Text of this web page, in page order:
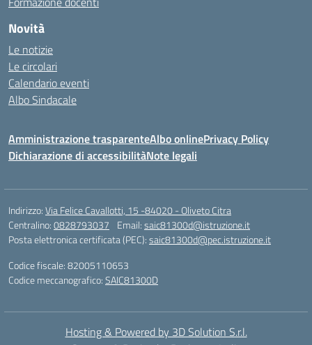
Novità
Le notizie
Le circolari
Calendario eventi
Albo Sindacale
Amministrazione trasparenteAlbo onlinePrivacy Policy
Dichiarazione di accessibilitàNote legali
Indirizzo:Via Felice Cavallotti, 15 -84020 - Oliveto Citra
Centralino:0828793037 Email:saic81300d@istruzione.it
Posta elettronica certificata (PEC):saic81300d@pec.istruzione.it
Codice fiscale: 82005110653
Codice meccanografico:SAIC81300D
Hosting & Powered by 3D Solution S.r.l.